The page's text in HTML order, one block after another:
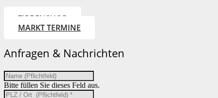
ZIRBENSHOP
MARKT TERMINE
Anfragen & Nachrichten
Bitte füllen Sie dieses Feld aus.